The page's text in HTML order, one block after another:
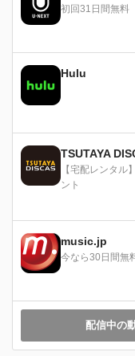
初回31日間無料
Hulu
TSUTAYA
【宅配レンタル
ント
music.jp
今なら30日間無
配信中の